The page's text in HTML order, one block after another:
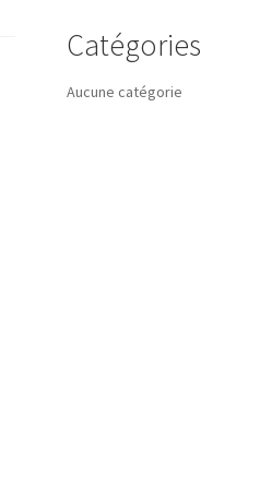
Catégories
Aucune catégorie